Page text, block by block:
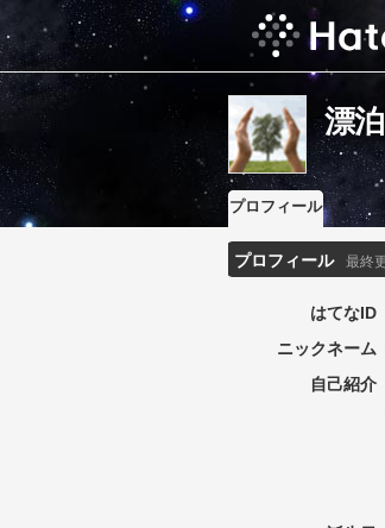
漂
プロフィール
プロフィール 最終
はてなID
ニックネーム
自己紹介